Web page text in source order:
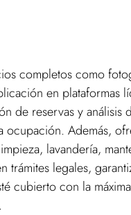
completos como
en plataformas
de reservas y análisis
ocupación. Además,
lavandería,
trámites legales,
cubierto con la máxima